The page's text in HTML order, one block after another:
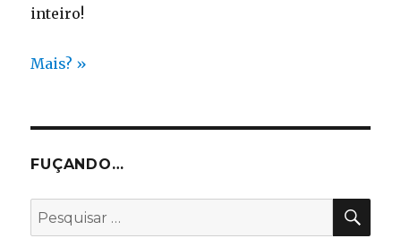
inteiro!
Mais? »
FUÇANDO…
Pesquisar
por: